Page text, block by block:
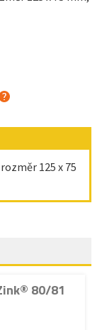
125 x 75
80/81